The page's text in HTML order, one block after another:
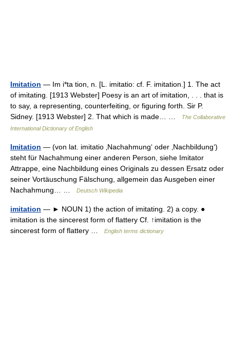
Imitation — Im i*ta tion, n. [L. imitatio: cf. F. imitation.] 1. The act
of imitating. [1913 Webster] Poesy is an art of imitation, . . . that is
to say, a representing, counterfeiting, or figuring forth. Sir P.
Sidney. [1913 Webster] 2. That which is made… …
The Collaborative
International Dictionary of English
Imitation — (von lat. imitatio ‚Nachahmung‘ oder ‚Nachbildung‘)
steht für Nachahmung einer anderen Person, siehe Imitator
Attrappe, eine Nachbildung eines Originals zu dessen Ersatz oder
seiner Vortäuschung Fälschung, allgemein das Ausgeben einer
Nachahmung… …
Deutsch Wikipedia
imitation — ► NOUN 1) the action of imitating. 2) a copy. ●
imitation is the sincerest form of flattery Cf. ↑imitation is the
sincerest form of flattery …
English terms dictionary